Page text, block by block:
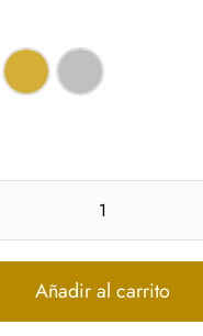
Collar
Inox
Añadir al carrito